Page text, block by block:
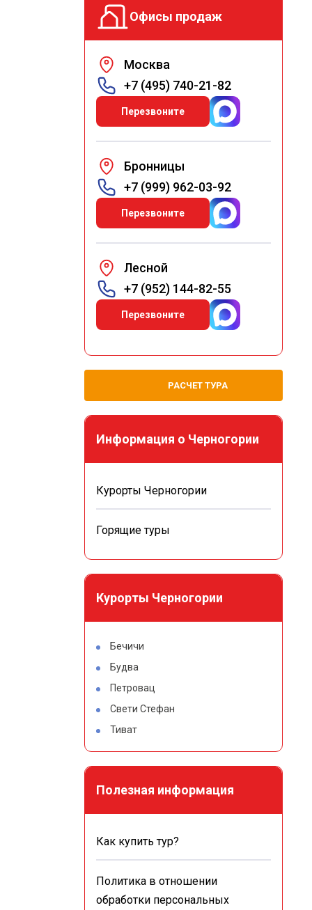
Офисы продаж
Москва
+7 (495) 740-21-82
Перезвоните
Бронницы
+7 (999) 962-03-92
Перезвоните
Лесной
+7 (952) 144-82-55
Перезвоните
РАСЧЕТ ТУРА
Информация о Черногории
Курорты Черногории
Горящие туры
Курорты Черногории
Бечичи
Будва
Петровац
Свети Стефан
Тиват
Полезная информация
Как купить тур?
Политика в отношении
обработки персональных